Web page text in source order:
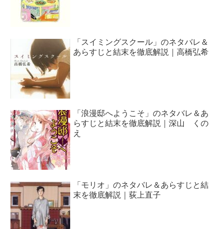
「スイミングスクール」のネタバレ＆
あらすじと結末を徹底解説｜高橋弘希
「浪漫邸へようこそ」のネタバレ＆あ
らすじと結末を徹底解説｜深山 くの
え
「モリオ」のネタバレ＆あらすじと結
末を徹底解説｜荻上直子